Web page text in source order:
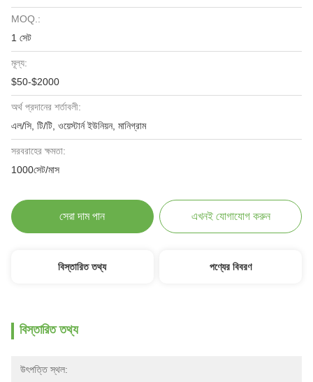
MOQ.:
1 সেট
মূল্য:
$50-$2000
অর্থ প্রদানের শর্তাবলী:
এল/সি, টি/টি, ওয়েস্টার্ন ইউনিয়ন, মানিগ্রাম
সরবরাহের ক্ষমতা:
1000সেট/মাস
সেরা দাম পান এখনই যোগাযোগ করুন
বিস্তারিত তথ্য পণ্যের বিবরণ
বিস্তারিত তথ্য
উৎপত্তি স্থল: